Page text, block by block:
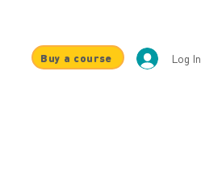
Buy a course Log In